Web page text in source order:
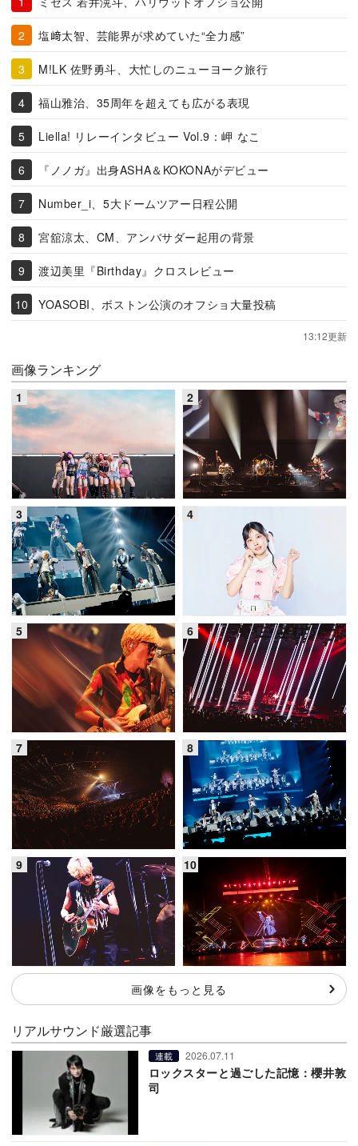
塩﨑太智、芸能界が求めていた“全力感”
M!LK 佐野勇斗、大忙しのニューヨーク旅行
福山雅治、35周年を超えても広がる表現
Liella! リレーインタビュー Vol.9：岬 なこ
『ノノガ』出身ASHA＆KOKONAがデビュー
Number_i、5大ドームツアー日程公開
宮舘涼太、CM、アンバサダー起用の背景
渡辺美里『Birthday』クロスレビュー
YOASOBI、ボストン公演のオフショ大量投稿
13:12更新
画像ランキング
画像をもっと見る
リアルサウンド厳選記事
連載 2026.07.11
ロックスターと過ごした記憶：櫻井敦
司